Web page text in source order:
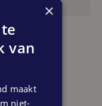
rechten
×
van
maakt
niet-